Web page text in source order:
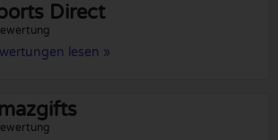
Direct
lesen »